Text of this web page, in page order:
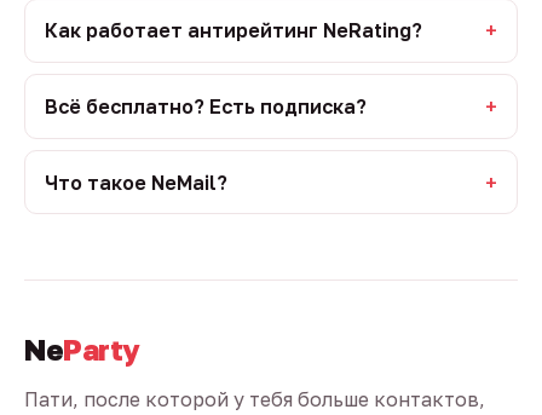
Как работает антирейтинг NeRating?
Всё бесплатно? Есть подписка?
Что такое NeMail?
NeParty
Пати, после которой у тебя больше контактов,